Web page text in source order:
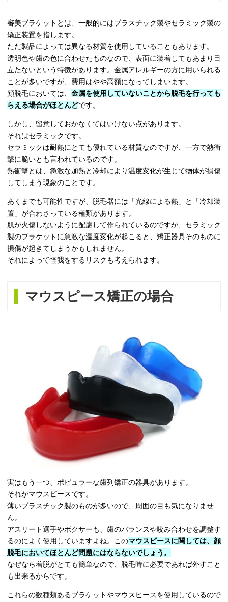
審美ブラケットとは、一般的にはプラスチック製やセラミック製の
矯正装置を指します。
ただ製品によっては異なる材質を使用していることもあります。
透明色や歯の色に合わせたものなので、表面に装着してもあまり目
立たないという特徴があります。金属アレルギーの方に用いられる
ことが多いですが、費用はやや高額になってしまいます。
顔脱毛においては、 金属を使用していないことから脱毛を行っても
らえる場合がほとんどです。
しかし、留意しておかなくてはいけない点があります。
それはセラミックです。
セラミックは耐熱にとても優れている材質なのですが、一方で熱衝
撃に脆いとも言われているのです。
熱衝撃とは、急激な加熱と冷却により温度変化が生じて物体が損傷
してしまう現象のことです。
あくまでも可能性ですが、脱毛器には「光線による熱」と「冷却装
置」が合わさっている種類があります。
肌が火傷しないように配慮して作られているのですが、セラミック
製のブラケットに急激な温度変化が起こると、矯正器具そのものに
損傷が起きてしまうかもしれません。
それによって怪我をするリスクも考えられます。
マウスピース矯正の場合
実はもう一つ、ポピュラーな歯列矯正の器具があります。
それがマウスピースです。
薄いプラスチック製のものが多いので、周囲の目も気になりませ
ん。
アスリート選手やボクサーも、歯のバランスや咬み合わせを調整す
るのによく使用していますよね。このマウスピースに関しては、顔
脱毛においてほとんど問題にはならないでしょう。
なぜなら着脱がとても簡単なので、脱毛時に必要であれば外すこと
も出来るからです。
これらの数種類あるブラケットやマウスピースを使用しているので